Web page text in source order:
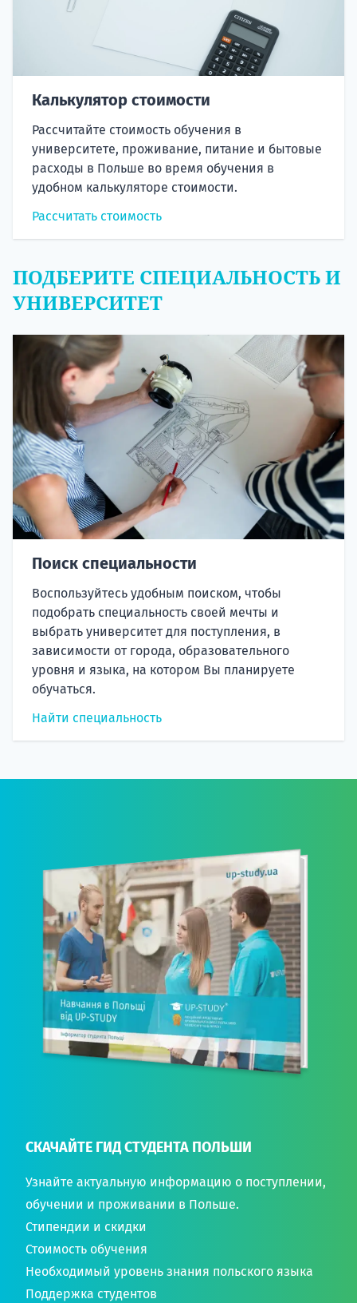
Калькулятор стоимости
Рассчитайте стоимость обучения в
университете, проживание, питание и бытовые
расходы в Польше во время обучения в
удобном калькуляторе стоимости.
Рассчитать стоимость
ПОДБЕРИТЕ СПЕЦИАЛЬНОСТЬ И
УНИВЕРСИТЕТ
Поиск специальности
Воспользуйтесь удобным поиском, чтобы
подобрать специальность своей мечты и
выбрать университет для поступления, в
зависимости от города, образовательного
уровня и языка, на котором Вы планируете
обучаться.
Найти специальность
СКАЧАЙТЕ ГИД СТУДЕНТА ПОЛЬШИ
Узнайте актуальную информацию о поступлении,
обучении и проживании в Польше.
Стипендии и скидки
Стоимость обучения
Необходимый уровень знания польского языка
Поддержка студентов